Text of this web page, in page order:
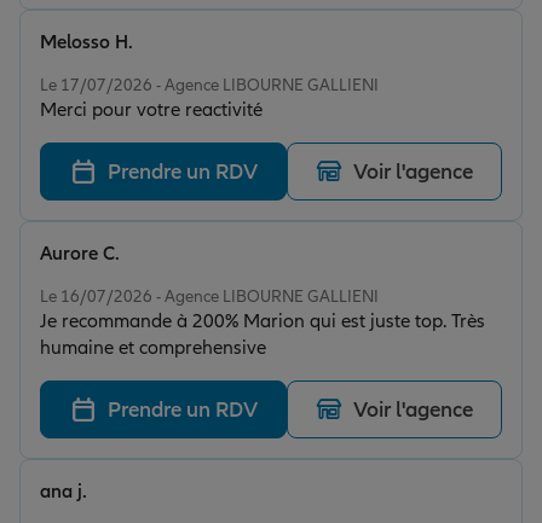
Le 17/07/2026 - Agence LIBOURNE GALLIENI
Merci pour votre reactivité
Melosso H.
Prendre un RDV Voir l'agence
Le 16/07/2026 - Agence LIBOURNE GALLIENI
Je recommande à 200% Marion qui est juste top. Très
humaine et comprehensive
Aurore C.
Prendre un RDV Voir l'agence
ana j.